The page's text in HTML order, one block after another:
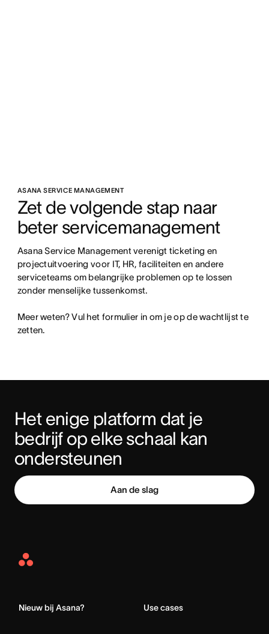
ASANA SERVICE MANAGEMENT
Zet de volgende stap naar
beter servicemanagement
Asana Service Management verenigt ticketing en
projectuitvoering voor IT, HR, faciliteiten en andere
serviceteams om belangrijke problemen op te lossen
zonder menselijke tussenkomst.
Meer weten? Vul het formulier in om je op de wachtlijst te
zetten.
Het enige platform dat je
bedrijf op elke schaal kan
ondersteunen
Aan de slag
Asana
Nieuw bij Asana? Use cases